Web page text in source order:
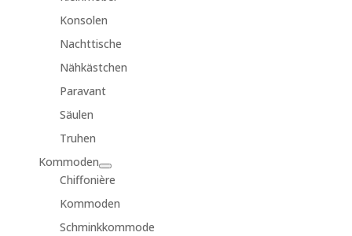
Konsolen
Nachttische
Nähkästchen
Paravant
Säulen
Truhen
Kommoden
Chiffonière
Kommoden
Schminkkommode